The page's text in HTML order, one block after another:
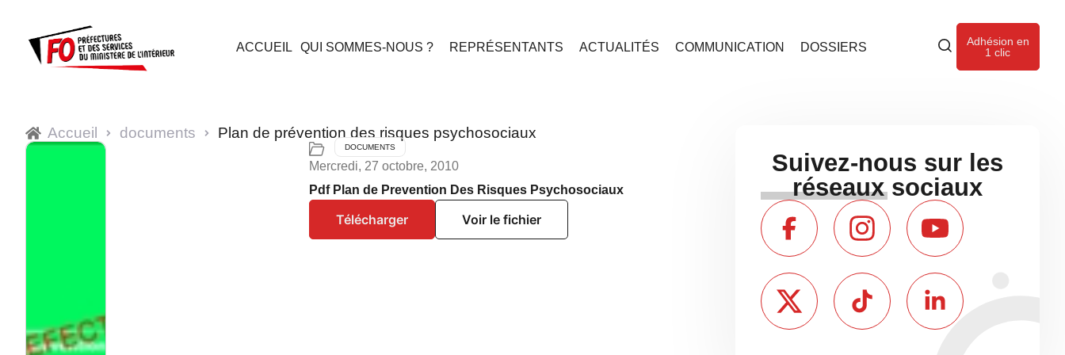
ACCUEIL QUI SOMMES-NOUS ? REPRÉSENTANTS ACTUALITÉS COMMUNICATION DOSSIERS
Adhésion en
1 clic
Accueil documents Plan de prévention des risques psychosociaux
DOCUMENTS
Mercredi, 27 octobre, 2010
Pdf Plan de Prevention Des Risques Psychosociaux
Télécharger Voir le fichier
Suivez-nous sur les
réseaux sociaux